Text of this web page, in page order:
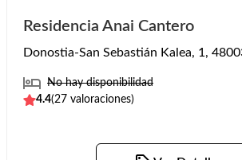
Residencia Anai Cantero
Donostia-San Sebastián Kalea, 1,
No hay disponibilidad
4.4(27 valoraciones)